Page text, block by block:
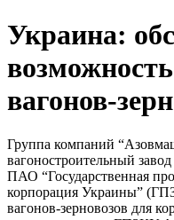
Украина:
вагонов-
Группа компаний
вагоностроительный
ПАО “Государственная
корпорация Украины”
вагонов-зерновозов для